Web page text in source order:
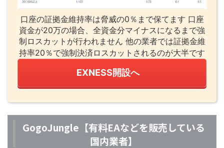
口座の証拠金維持率は脅威の0％まで保てます 口座
資金が20万の場合、全資金分マイナスになるまで強
制ロスカットが行われません 他の業者では証拠金維
持率20％で強制決済ロスカットされるのが大半です
EXNESS開設へ
GogoJungle【有料EAなどを販売している
国内業者】